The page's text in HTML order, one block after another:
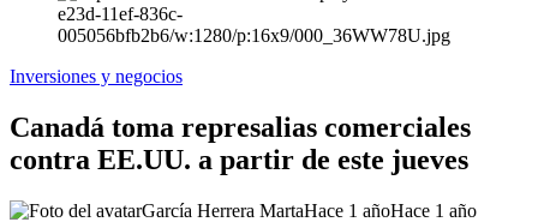
Inversiones y negocios
Canadá toma represalias comerciales
contra EE.UU. a partir de este jueves
García Herrera MartaHace 1 añoHace 1 año